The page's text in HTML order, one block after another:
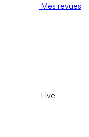
Mes revues
Live